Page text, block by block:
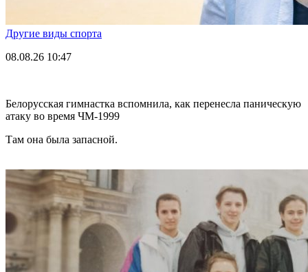
Другие виды спорта
08.08.26 10:47
Белорусская гимнастка вспомнила, как перенесла паническую
атаку во время ЧМ-1999
Там она была запасной.